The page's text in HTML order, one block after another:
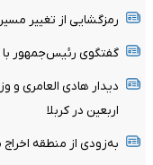
رمزگشایی از تغییر
گفتگوی رئیس‌جمهور
دیدار هادی العامری و
اربعین در کربلا
به‌زودی از منطقه